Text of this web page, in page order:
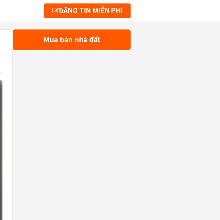
ĐĂNG TIN MIỄN PHÍ
Mua bán nhà đất